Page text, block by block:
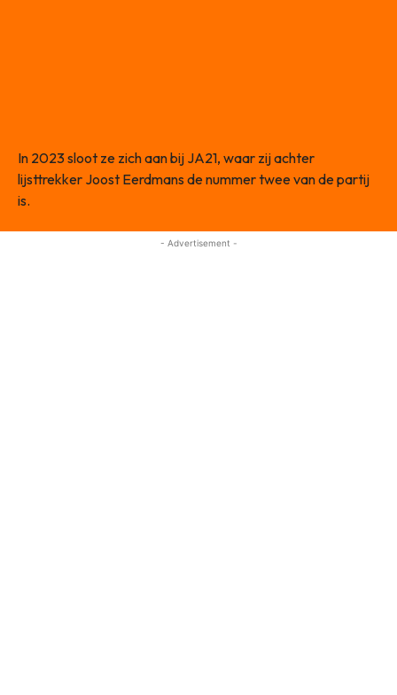
In 2023 sloot ze zich aan bij JA21, waar zij achter
lijsttrekker Joost Eerdmans de nummer twee van de partij
is.
- Advertisement -